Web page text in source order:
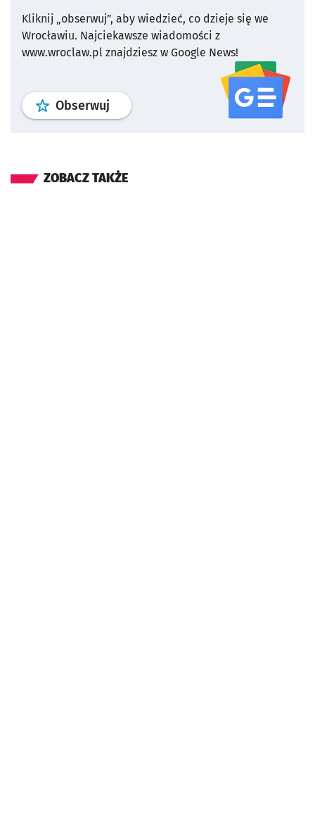
Kliknij „obserwuj”, aby wiedzieć, co dzieje się we
Wrocławiu. Najciekawsze wiadomości z
www.wroclaw.pl znajdziesz w Google News!
Obserwuj profil serwisu
ZOBACZ TAKŻE